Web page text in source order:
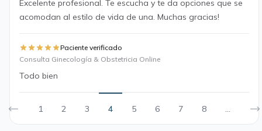
Excelente profesional. Te escucha y te da opciones que se
acomodan al estilo de vida de una. Muchas gracias!
Paciente verificado
Consulta Ginecología & Obstetricia Online
Todo bien
1 2 3 4 5 6 7 8 ...